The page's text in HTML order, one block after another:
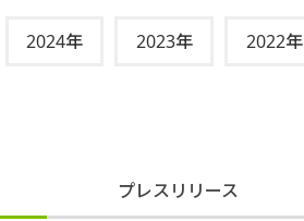
2024年 2023年 2022年
プレスリリース